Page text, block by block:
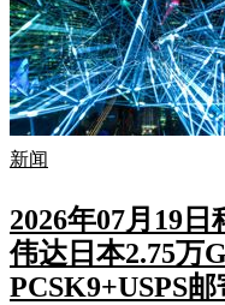
新闻
2026年07月19
伟达日本2.75万
PCSK9+USPS